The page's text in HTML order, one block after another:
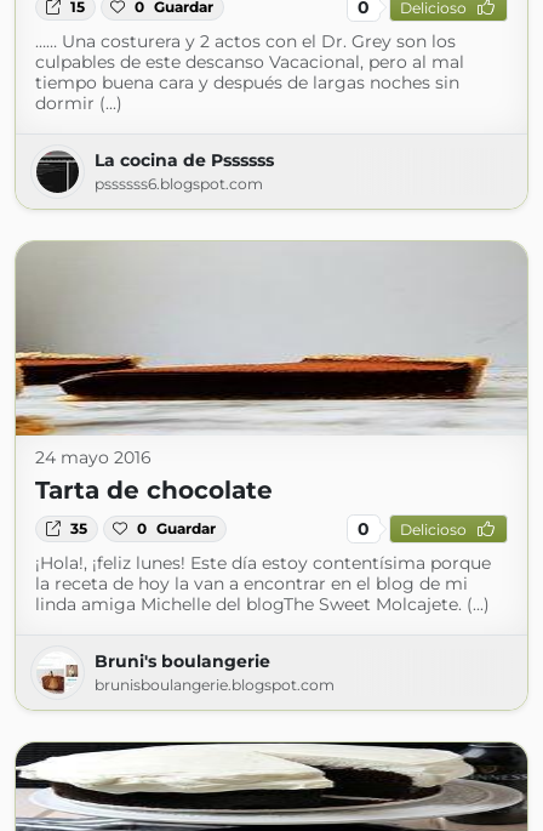
15 0 Guardar 0 Delicioso
…… Una costurera y 2 actos con el Dr. Grey son los
culpables de este descanso Vacacional, pero al mal
tiempo buena cara y después de largas noches sin
dormir (...)
La cocina de Pssssss
pssssss6.blogspot.com
24 mayo 2016
Tarta de chocolate
35 0 Guardar 0 Delicioso
¡Hola!, ¡feliz lunes! Este día estoy contentísima porque
la receta de hoy la van a encontrar en el blog de mi
linda amiga Michelle del blogThe Sweet Molcajete. (...)
Bruni's boulangerie
brunisboulangerie.blogspot.com